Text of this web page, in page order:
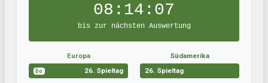
08:14:07
bis zur nächsten Auswertung
Europa
Do 26. Spieltag
Südamerika
26. Spieltag